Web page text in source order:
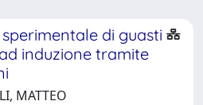
di guasti
induzione tramite
MATTEO